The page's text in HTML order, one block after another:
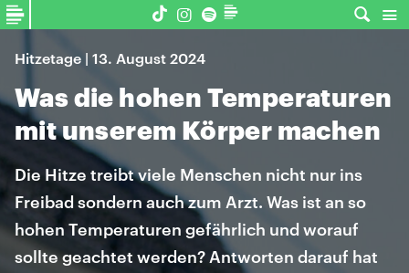
Hitzetage | 13. August 2024
Was die hohen Temperaturen
mit unserem Körper machen
Die Hitze treibt viele Menschen nicht nur ins
Freibad sondern auch zum Arzt. Was ist an so
hohen Temperaturen gefährlich und worauf
sollte geachtet werden? Antworten darauf hat